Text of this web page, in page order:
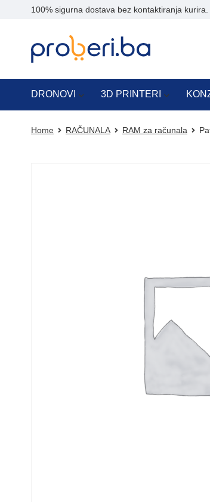
100% sigurna dostava bez kontaktiranja kurira.
DRONOVI 3D PRINTERI
Home RAČUNALA RAM za računala